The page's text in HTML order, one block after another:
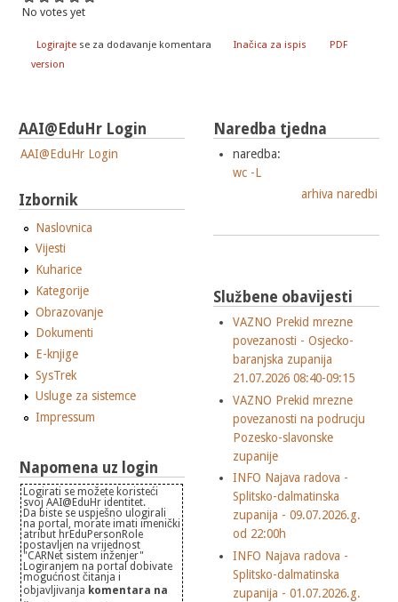
No votes yet
Logirajtese za dodavanje komentara Inačica za ispis
PDF
version
AAI@EduHr Login
AAI@EduHr Login
Izbornik
Naslovnica
Vijesti
Kuharice
Kategorije
Obrazovanje
Dokumenti
E-knjige
SysTrek
Usluge za sistemce
Impressum
Napomena uz login
Logirati se možete koristeći
svoj AAI@EduHr identitet.
Da biste se uspješno ulogirali
na portal, morate imati imenički
atribut hrEduPersonRole
postavljen na vrijednost
"CARNet sistem inženjer"
Logiranjem na portal dobivate
mogućnost čitanja i
objavljivanja komentara na
Naredba tjedna
naredba:
wc -L
arhiva naredbi
Službene obavijesti
VAZNO Prekid mrezne
povezanosti - Osjecko-
baranjska zupanija
21.07.2026 08:40-09:15
VAZNO Prekid mrezne
povezanosti na podrucju
Pozesko-slavonske
zupanije
INFO Najava radova -
Splitsko-dalmatinska
zupanija - 09.07.2026.g.
od 22:00h
INFO Najava radova -
Splitsko-dalmatinska
zupanija - 01.07.2026.g.